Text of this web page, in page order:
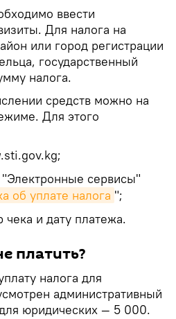
ввести
Для налога на
или город регистрации
государственный
налога.
средств можно на
Для этого
сервисы"
об уплате налога ";
и дату платежа.
платить?
налога для
административный
юридических — 5 000.